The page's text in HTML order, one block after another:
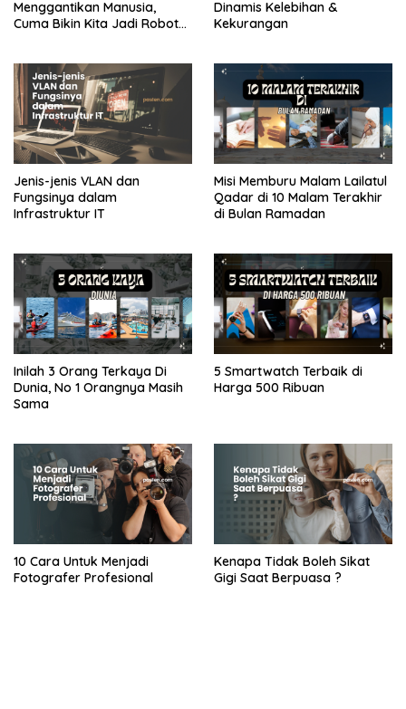
Menggantikan Manusia,
Cuma Bikin Kita Jadi Robot
Dinamis Kelebihan &
Kekurangan
Jenis-jenis VLAN dan
Fungsinya dalam
Infrastruktur IT
Misi Memburu Malam Lailatul
Qadar di 10 Malam Terakhir
di Bulan Ramadan
Inilah 3 Orang Terkaya Di
Dunia, No 1 Orangnya Masih
Sama
5 Smartwatch Terbaik di
Harga 500 Ribuan
10 Cara Untuk Menjadi
Fotografer Profesional
Kenapa Tidak Boleh Sikat
Gigi Saat Berpuasa ?